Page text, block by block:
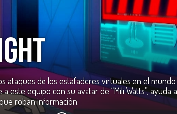
ataques de los estafadores virtuales en el mundo
este equipo con su avatar de “Mili Watts”, ayuda a
roban información.